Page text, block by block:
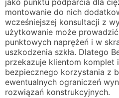
jako punktu podparcia dla
montowanie do nich
wcześniejszej konsultacji z
użytkowanie może
punktowych naprężeń i w
uszkodzenia szkła. Dlatego
przekazuje klientom
bezpiecznego korzystania z
ewentualnych ograniczeń
rozwiązań konstrukcyjnych.